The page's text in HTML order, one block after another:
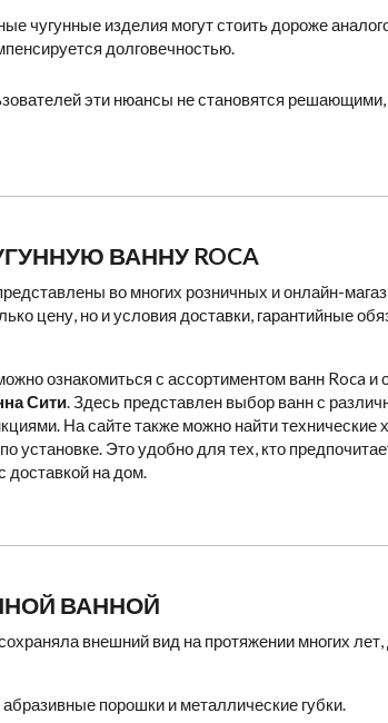
чугунные изделия могут стоить дороже
долговечностью.
эти нюансы не становятся
ВАННУ ROCA
во многих розничных и онлайн-
цену, но и условия доставки, гарантийные
ознакомиться с ассортиментом ванн Roca
Сити. Здесь представлен выбор ванн с
На сайте также можно найти технические
установке. Это удобно для тех, кто
доставкой на дом.
ВАННОЙ
внешний вид на протяжении многих
порошки и металлические губки.